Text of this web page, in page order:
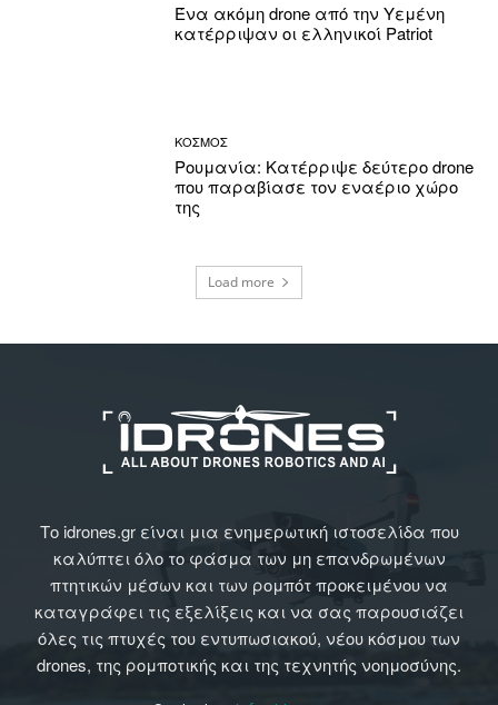
Ένα ακόμη drone από την Υεμένη
κατέρριψαν οι ελληνικοί Patriot
ΚΟΣΜΟΣ
Ρουμανία: Κατέρριψε δεύτερο drone
που παραβίασε τον εναέριο χώρο
της
Load more
Το idrones.gr είναι μια ενημερωτική ιστοσελίδα που
καλύπτει όλο το φάσμα των μη επανδρωμένων
πτητικών μέσων και των ρομπότ προκειμένου να
καταγράφει τις εξελίξεις και να σας παρουσιάζει
όλες τις πτυχές του εντυπωσιακού, νέου κόσμου των
drones, της ρομποτικής και της τεχνητής νοημοσύνης.